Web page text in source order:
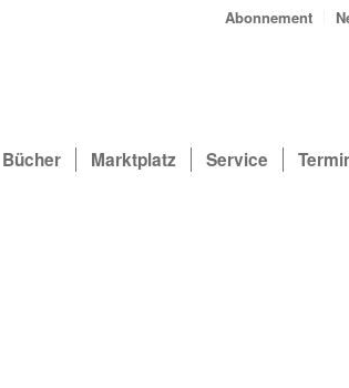
Abonnement
Bücher Marktplatz Service